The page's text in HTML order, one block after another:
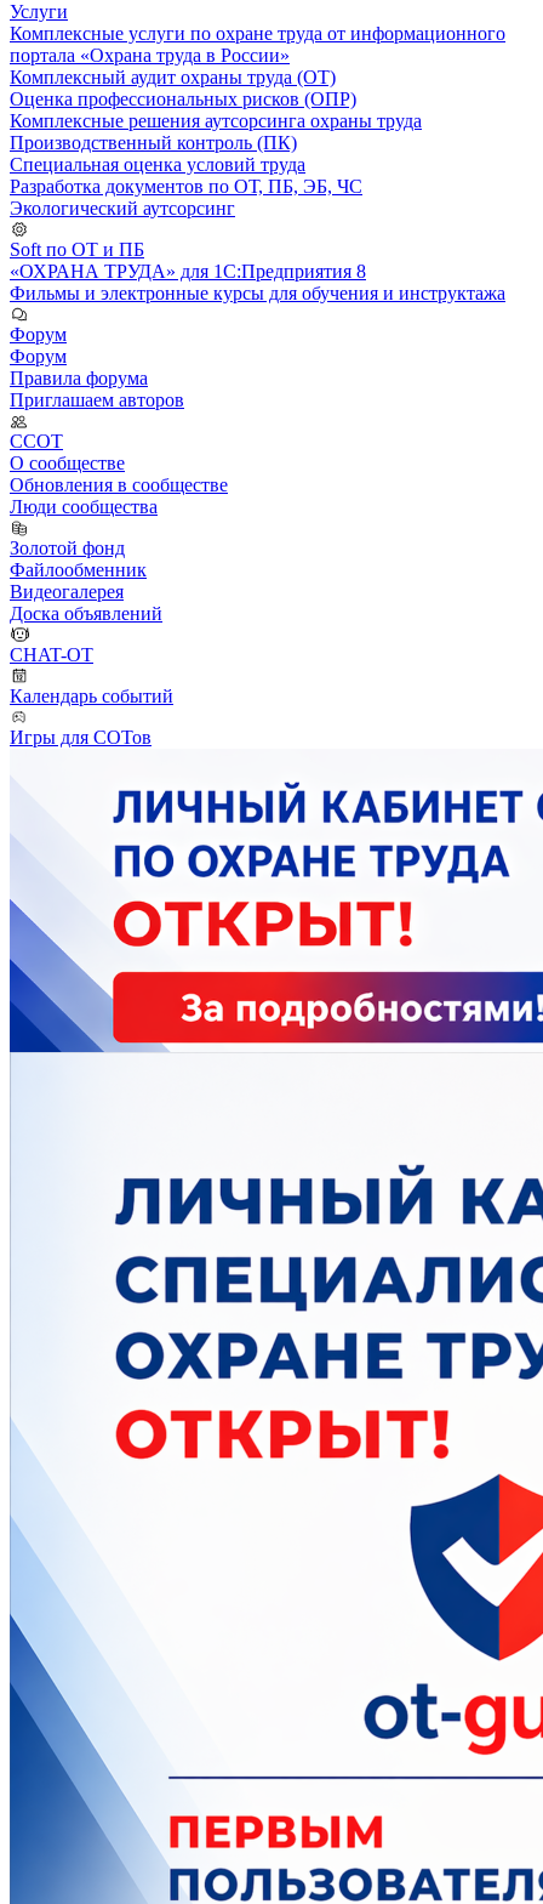
Услуги
Комплексные услуги по охране труда от информационного
портала «Охрана труда в России»
Комплексный аудит охраны труда (ОТ)
Оценка профессиональных рисков (ОПР)
Комплексные решения аутсорсинга охраны труда
Производственный контроль (ПК)
Специальная оценка условий труда
Разработка документов по ОТ, ПБ, ЭБ, ЧС
Экологический аутсорсинг
Soft по ОТ и ПБ
«ОХРАНА ТРУДА» для 1С:Предприятия 8
Фильмы и электронные курсы для обучения и инструктажа
Форум
Форум
Правила форума
Приглашаем авторов
ССОТ
О сообществе
Обновления в сообществе
Люди сообщества
Золотой фонд
Файлообменник
Видеогалерея
Доска объявлений
CHAT-OT
Календарь событий
Игры для СОТов